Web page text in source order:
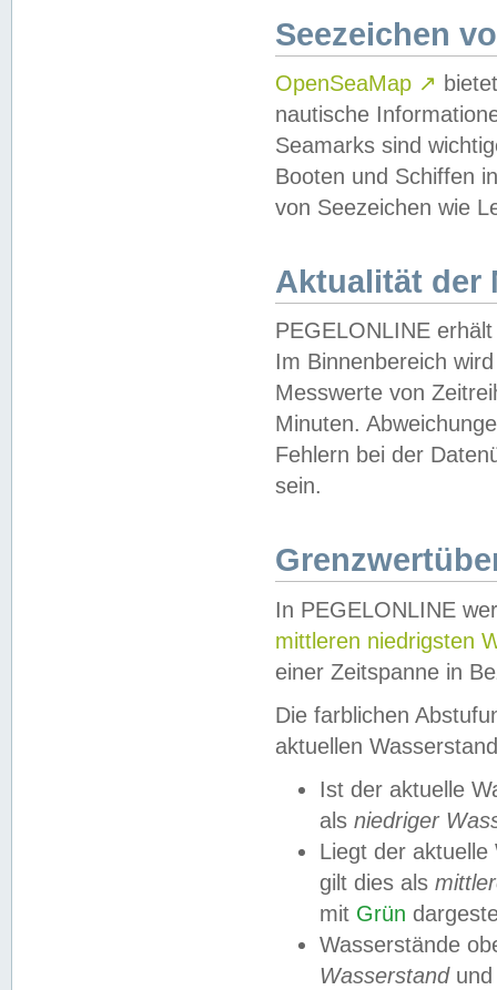
Seezeichen
OpenSeaMap ↗
nautische
Seamarks sind
Booten und Schiffen
von Seezeichen wie
Aktualität der
PEGELONLINE
Im Binnenbereich
Messwerte von
Minuten.
Fehlern bei der
sein.
In PEGELONLINE
mittleren niedrigsten
einer Zeitspanne in
Die farblichen
aktuellen
Ist der aktuelle
als niedriger
Liegt der
gilt dies als
mit Grün
Wasserstände
Wasserstandund